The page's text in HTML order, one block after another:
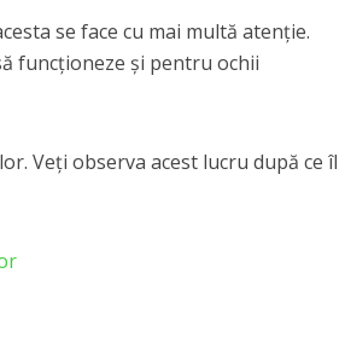
se face cu mai multă atenție.
funcționeze și pentru ochii
Veți observa acest lucru după ce îl